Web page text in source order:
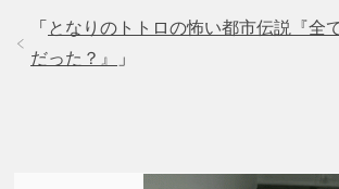
「 となりのトトロの怖い都市伝説『全
だった？』
」